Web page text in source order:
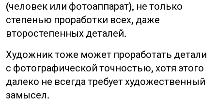
(человек или фотоаппарат), не только
степенью проработки всех, даже
второстепенных деталей.
Художник тоже может проработать детали
с фотографической точностью, хотя этого
далеко не всегда требует художественный
замысел.